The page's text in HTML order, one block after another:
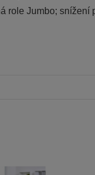
role Jumbo;